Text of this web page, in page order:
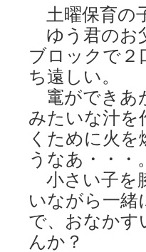
土曜保育の
ゆう君のお
ブロックで２
ち遠しい。
竃ができあ
みたいな汁を
くために火
うなあ・・・。
小さい子を
いながら一緒
で、おなかす
んか？